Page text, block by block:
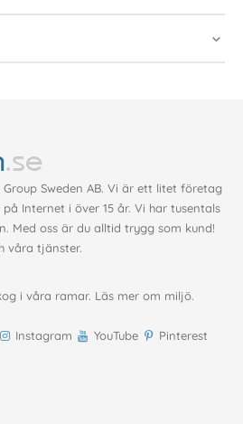
Sweden AB. Vi är ett litet företag
Internet i över 15 år. Vi har tusentals
Med oss är du alltid trygg som kund!
våra tjänster.
i våra ramar. Läs mer om miljö.
Instagram YouTube Pinterest